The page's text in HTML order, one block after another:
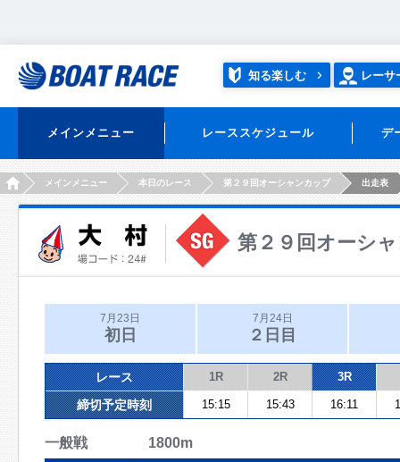
知る楽しむ レーサ
メインメニュー レーススケジュール デ
HOMEメインメニュー 本日のレース 第２９回オーシャンカップ 出走表
第２９回オーシ
7月23日
初日
7月24日
２日目
レース 1R 2R 3R
締切予定時刻 15:15 15:43 16:11
一般戦 1800m